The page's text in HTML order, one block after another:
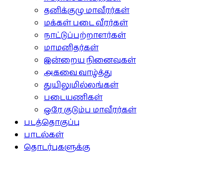
தனிக்குழு மாவீரர்கள்
மக்கள் படை வீரர்கள்
நாட்டுப்பற்றாளர்கள்
மாமனிதர்கள்
இன்றைய நினைவுகள்
அகவை வாழ்த்து
துயிலுமில்லங்கள்
படையணிகள்
ஒரே குடும்ப மாவீரர்கள்
படத்தொகுப்பு
பாடல்கள்
தொடர்புகளுக்கு